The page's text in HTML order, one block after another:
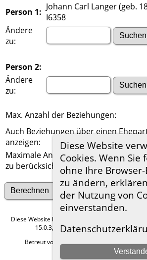
Diese Website
Cookies. Wenn Sie
ohne Ihre
zu ändern,
der Nutzung von
einverstanden.
Person 1: Johann Carl Langer (geb.
I6358
Ändere
zu:
Person 2:
Ändere
zu:
Max. Anzahl der Beziehungen:
Auch Beziehungen über einen
anzeigen:
Maximale Anzahl der
zu berücksichtigenden Generationen:
Suche nach
Diese Website läuft mit
15.0.3, programmiert von Darrin
Betreut von
Hier geht es zum